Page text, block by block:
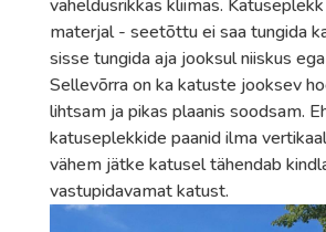
vaheldusrikkas kliimas.
materjal - seetõttu ei saa tungida
sisse tungida aja jooksul niiskus
Sellevõrra on ka katuste jooksev
lihtsam ja pikas plaanis soodsam.
katuseplekkide paanid ilma
vähem jätke katusel tähendab
vastupidavamat katust.